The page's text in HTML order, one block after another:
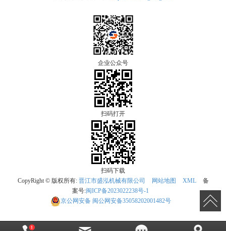
企业公众号
扫码打开
扫码下载
CopyRight © 版权所有: 晋江市盛泓机械有限公司 网站地图 XML
备
案号:闽ICP备2023022238号-1
京公网安备闽公网安备35058202001482号